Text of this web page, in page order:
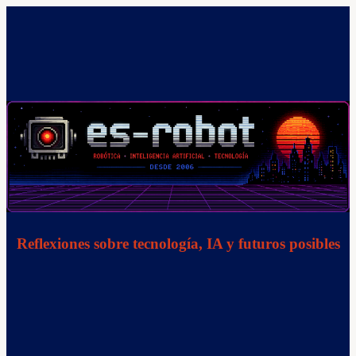
Reflexiones sobre tecnología, IA y futuros posibles